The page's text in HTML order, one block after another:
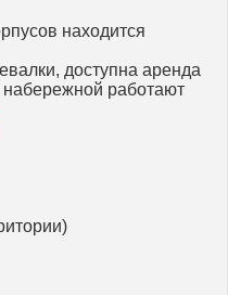
находится
доступна аренда
работают